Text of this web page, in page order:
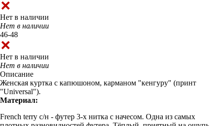
Нет в наличии
Нет в наличии
46-48
Нет в наличии
Нет в наличии
Описание
Женская куртка с капюшоном, карманом "кенгуру" (принт
"Universal").
Материал:
French terry с/н - футер 3-х нитка с начесом. Одна из самых